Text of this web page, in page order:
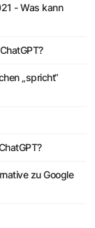
- Was kann
„spricht“
zu Google